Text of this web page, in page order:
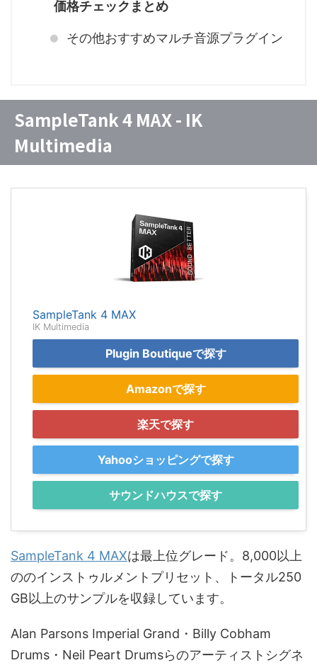
価格チェックまとめ
その他おすすめマルチ音源プラグイン
SampleTank 4 MAX - IK
Multimedia
SampleTank 4 MAX
IK Multimedia
Plugin Boutiqueで探す
Amazonで探す
楽天で探す
Yahooショッピングで探す
サウンドハウスで探す
SampleTank 4 MAXは最上位グレード。8,000以上
ののインストゥルメントプリセット、トータル250
GB以上のサンプルを収録しています。
Alan Parsons Imperial Grand・Billy Cobham
Drums・Neil Peart Drumsらのアーティストシグネ